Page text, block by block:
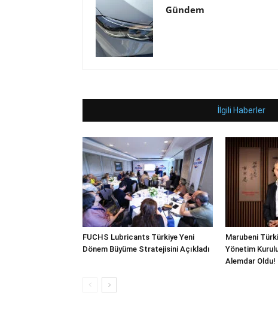
Gündem
İlgili Haberler
FUCHS Lubricants Türkiye Yeni
Dönem Büyüme Stratejisini Açıkladı
Marubeni
Yönetim
Alemdar Oldu!